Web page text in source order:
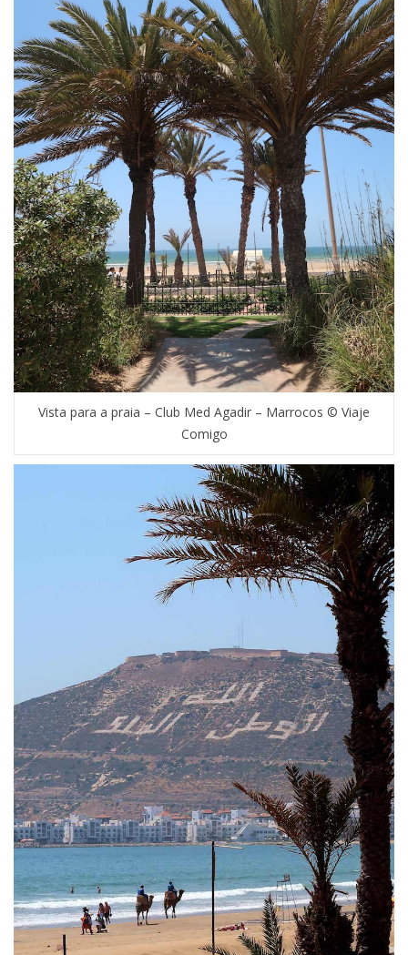
Vista para a praia – Club Med Agadir – Marrocos © Viaje
Comigo